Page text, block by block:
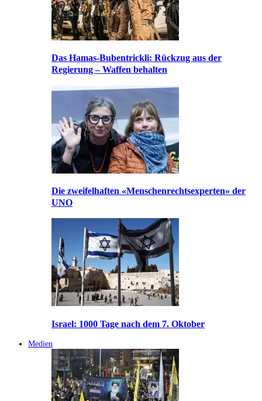
Das Hamas-Bubentrickli: Rückzug aus der
Regierung – Waffen behalten
Die zweifelhaften «Menschenrechtsexperten» der
UNO
Israel: 1000 Tage nach dem 7. Oktober
Medien